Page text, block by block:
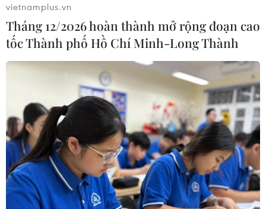
vietnamplus.vn
Tháng 12/2026 hoàn thành mở rộng đoạn cao
tốc Thành phố Hồ Chí Minh-Long Thành